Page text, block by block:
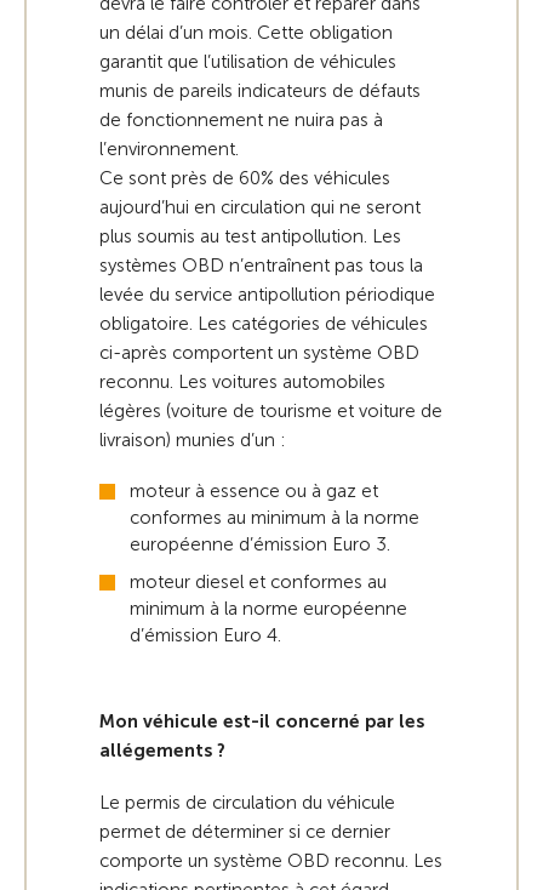
un délai d’un mois. Cette obligation
garantit que l’utilisation de véhicules
munis de pareils indicateurs de défauts
de fonctionnement ne nuira pas à
l’environnement.
Ce sont près de 60% des véhicules
aujourd’hui en circulation qui ne seront
plus soumis au test antipollution. Les
systèmes OBD n’entraînent pas tous la
levée du service antipollution périodique
obligatoire. Les catégories de véhicules
ci-après comportent un système OBD
reconnu. Les voitures automobiles
légères (voiture de tourisme et voiture de
livraison) munies d’un :
moteur à essence ou à gaz et
conformes au minimum à la norme
européenne d’émission Euro 3.
moteur diesel et conformes au
minimum à la norme européenne
d’émission Euro 4.
Mon véhicule est-il concerné par les
allégements ?
Le permis de circulation du véhicule
permet de déterminer si ce dernier
comporte un système OBD reconnu. Les